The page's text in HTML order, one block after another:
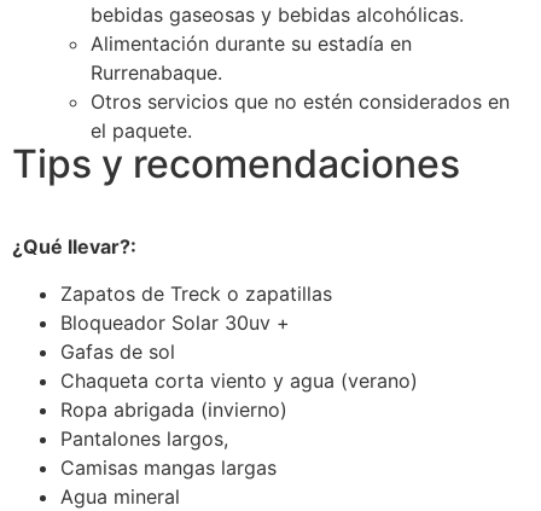
bebidas gaseosas y bebidas alcohólicas.
Alimentación durante su estadía en
Rurrenabaque.
Otros servicios que no estén considerados en
el paquete.
Tips y recomendaciones
¿Qué llevar?:
Zapatos de Treck o zapatillas
Bloqueador Solar 30uv +
Gafas de sol
Chaqueta corta viento y agua (verano)
Ropa abrigada (invierno)
Pantalones largos,
Camisas mangas largas
Agua mineral